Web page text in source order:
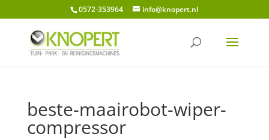
0572-353964 info@knopert.nl
beste-maairobot-wiper-
compressor